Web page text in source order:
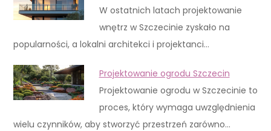
W ostatnich latach projektowanie
wnętrz w Szczecinie zyskało na
popularności, a lokalni architekci i projektanci…
Projektowanie ogrodu Szczecin
Projektowanie ogrodu w Szczecinie to
proces, który wymaga uwzględnienia
wielu czynników, aby stworzyć przestrzeń zarówno…